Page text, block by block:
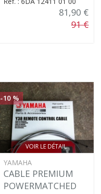
81,90 €
91 €
VOIR LE DÉTAIL
-10 %
YAMAHA
CABLE PREMIUM
POWERMATCHED